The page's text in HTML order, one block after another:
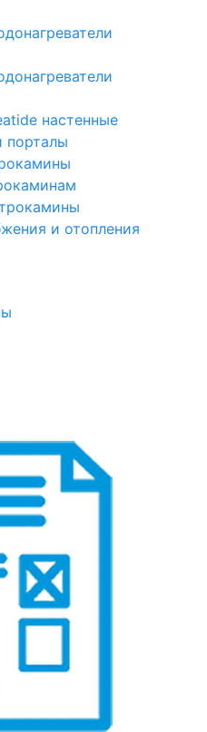
настенные
порталы
и отопления